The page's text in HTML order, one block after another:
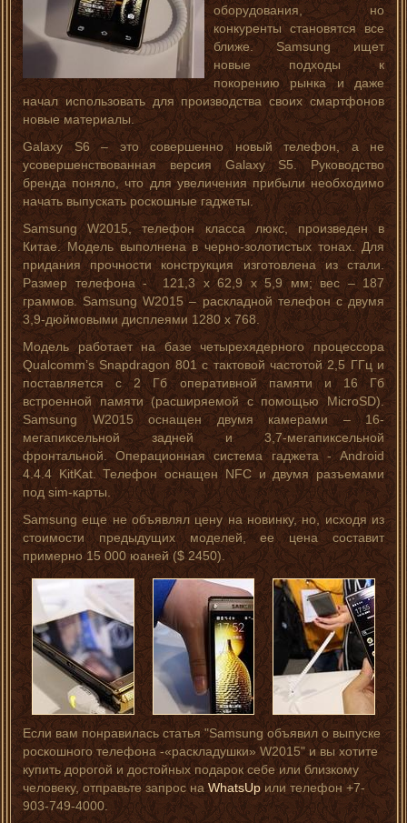
оборудования, но
конкуренты становятся все
ближе. Samsung ищет
новые подходы к
покорению рынка и даже
начал использовать для производства своих смартфонов
новые материалы.
Galaxy S6 – это совершенно новый телефон, а не
усовершенствованная версия Galaxy S5. Руководство
бренда поняло, что для увеличения прибыли необходимо
начать выпускать роскошные гаджеты.
Samsung W2015, телефон класса люкс, произведен в
Китае. Модель выполнена в черно-золотистых тонах. Для
придания прочности конструкция изготовлена из стали.
Размер телефона - 121,3 х 62,9 х 5,9 мм; вес – 187
граммов. Samsung W2015 – раскладной телефон с двумя
3,9-дюймовыми дисплеями 1280 x 768.
Модель работает на базе четырехядерного процессора
Qualcomm’s Snapdragon 801 с тактовой частотой 2,5 ГГц и
поставляется с 2 Гб оперативной памяти и 16 Гб
встроенной памяти (расширяемой с помощью MicroSD).
Samsung W2015 оснащен двумя камерами – 16-
мегапиксельной задней и 3,7-мегапиксельной
фронтальной. Операционная система гаджета - Android
4.4.4 KitKat. Телефон оснащен NFC и двумя разъемами
под sim-карты.
Samsung еще не объявлял цену на новинку, но, исходя из
стоимости предыдущих моделей, ее цена составит
примерно 15 000 юаней ($ 2450).
Если вам понравилась статья "Samsung объявил о выпуске
роскошного телефона -«раскладушки» W2015" и вы хотите
купить дорогой и достойных подарок себе или близкому
человеку, отправьте запрос наWhatsUpили телефон +7-
903-749-4000.